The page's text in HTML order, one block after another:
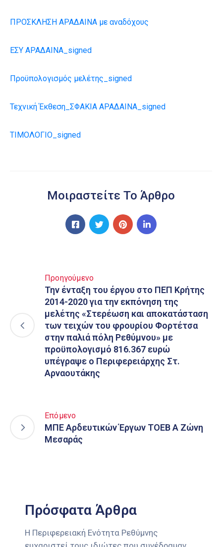
ΠΡΟΣΚΛΗΣΗ ΑΡΑΔΑΙΝΑ με αναδόχους
ΕΣΥ ΑΡΑΔΑΙΝΑ_signed
Προϋπολογισμός μελέτης_signed
Τεχνική Έκθεση_ΣΦΑΚΙΑ ΑΡΑΔΑΙΝΑ_signed
ΤΙΜΟΛΟΓΙΟ_signed
Μοιραστείτε Το Άρθρο
Προηγούμενο
Την ένταξη του έργου στο ΠΕΠ Κρήτης
2014-2020 για την εκπόνηση της
μελέτης «Στερέωση και αποκατάσταση
των τειχών του φρουρίου Φορτέτσα
στην παλιά πόλη Ρεθύμνου» με
προϋπολογισμό 816.367 ευρώ
υπέγραψε ο Περιφερειάρχης Στ.
Αρναουτάκης
Επόμενο
ΜΠΕ Aρδευτικών Έργων ΤΟΕΒ Α Ζώνη
Μεσαράς
Πρόσφατα Άρθρα
Η Περιφερειακή Ενότητα Ρεθύμνης